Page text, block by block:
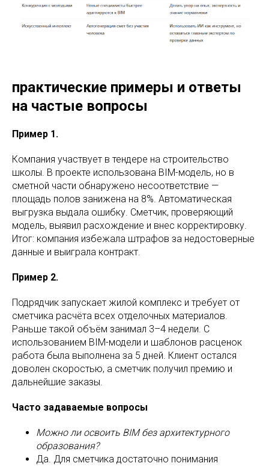
практические примеры и ответы
на частые вопросы
Пример 1.
Компания участвует в тендере на строительство
школы. В проекте использована BIM-модель, но в
сметной части обнаружено несоответствие —
площадь полов занижена на 8%. Автоматическая
выгрузка выдала ошибку. Сметчик, проверяющий
модель, выявил расхождение и внес корректировку.
Итог: компания избежала штрафов за недостоверные
данные и выиграла контракт.
Пример 2.
Подрядчик запускает жилой комплекс и требует от
сметчика расчёта всех отделочных материалов.
Раньше такой объём занимал 3–4 недели. С
использованием BIM-модели и шаблонов расценок
работа была выполнена за 5 дней. Клиент остался
доволен скоростью, а сметчик получил премию и
дальнейшие заказы.
Часто задаваемые вопросы
Можно ли освоить BIM без архитектурного
образования?
Да. Для сметчика достаточно понимания